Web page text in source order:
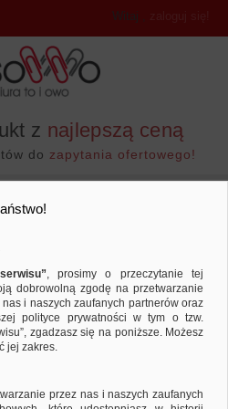
z najlepszą ceną
do zapytania ofertowego!
Witaj ,
PIERWSZA CENA
Sortuj według
, prosimy o przeczytanie tej
dobrowolną zgodę na przetwarzanie
i naszych zaufanych partnerów oraz
polityce prywatności w tym o tzw.
zgadzasz się na poniższe. Możesz
jej zakres.
przez nas i naszych zaufanych